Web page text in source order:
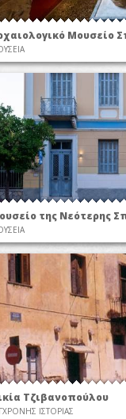
Μουσείο
της Νεότερης
Τζιβανοπούλου
ΙΣΤΟΡΙΑΣ